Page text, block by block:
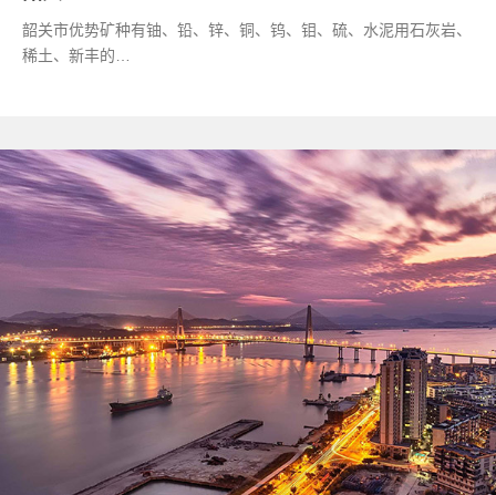
韶关市优势矿种有铀、铅、锌、铜、钨、钼、硫、水泥用石灰岩、
稀土、新丰的…